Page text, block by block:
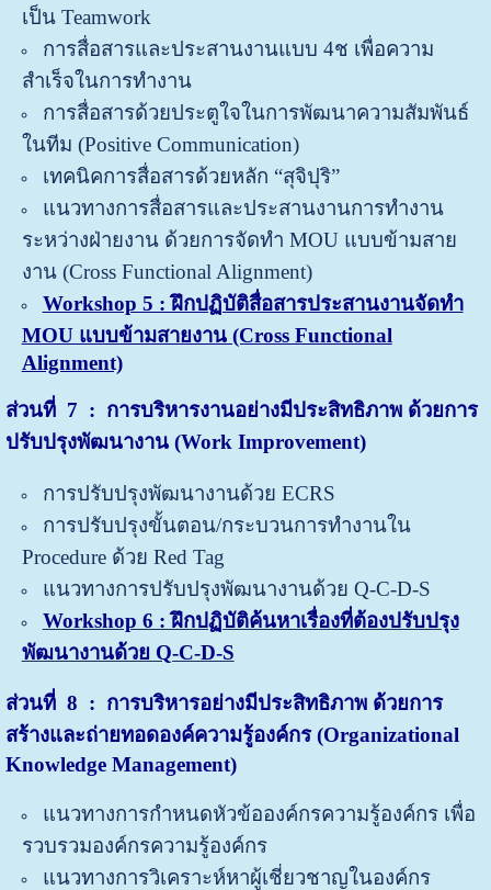
เป็น Teamwork
การสื่อสารและประสานงานแบบ 4ช เพื่อความ
สำเร็จในการทำงาน
การสื่อสารด้วยประตูใจในการพัฒนาความสัมพันธ์
ในทีม (Positive Communication)
เทคนิคการสื่อสารด้วยหลัก “สุจิปุริ”
แนวทางการสื่อสารและประสานงานการทำงาน
ระหว่างฝ่ายงาน ด้วยการจัดทำ MOU แบบข้ามสาย
งาน (Cross Functional Alignment)
Workshop 5 : ฝึกปฏิบัติสื่อสารประสานงานจัดทำ
MOU แบบข้ามสายงาน (Cross Functional
Alignment)
ส่วนที่ 7 : การบริหารงานอย่างมีประสิทธิภาพ ด้วยการ
ปรับปรุงพัฒนางาน (Work Improvement)
การปรับปรุงพัฒนางานด้วย ECRS
การปรับปรุงขั้นตอน/กระบวนการทำงานใน
Procedure ด้วย Red Tag
แนวทางการปรับปรุงพัฒนางานด้วย Q-C-D-S
Workshop 6 : ฝึกปฏิบัติค้นหาเรื่องที่ต้องปรับปรุง
พัฒนางานด้วย Q-C-D-S
ส่วนที่ 8 : การบริหารอย่างมีประสิทธิภาพ ด้วยการ
สร้างและถ่ายทอดองค์ความรู้องค์กร (Organizational
Knowledge Management)
แนวทางการกำหนดหัวข้อองค์กรความรู้องค์กร เพื่อ
รวบรวมองค์กรความรู้องค์กร
แนวทางการวิเคราะห์หาผู้เชี่ยวชาญในองค์กร